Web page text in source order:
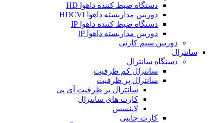
دستگاه ضبط کننده داهوا HD
دوربین مداربسته داهوا HDCVI
دستگاه ضبط کننده داهوا IP
دوربین مداربسته داهوا IP
دوربین سیم کارتی
سانترال
دستگاه سانترال
سانترال کم ظرفیت
سانترال پر ظرفیت
سانترال پر ظرفیت آی پی
کارت های سانترال
لاینسس
کارت جانبی